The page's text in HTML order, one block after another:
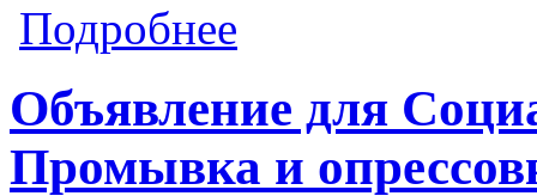
Подробнее
Объявление для
Промывка и